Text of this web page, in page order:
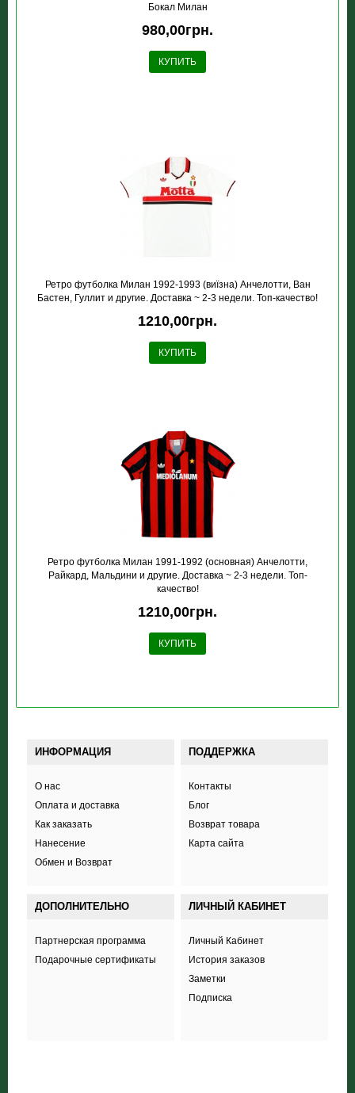
Бокал Милан
980,00грн.
КУПИТЬ
Ретро футболка Милан 1992-1993 (виїзна) Анчелотти, Ван
Бастен, Гуллит и другие. Доставка ~ 2-3 недели. Топ-качество!
1210,00грн.
КУПИТЬ
Ретро футболка Милан 1991-1992 (основная) Анчелотти,
Райкард, Мальдини и другие. Доставка ~ 2-3 недели. Топ-
качество!
1210,00грн.
КУПИТЬ
ИНФОРМАЦИЯ
О нас
Оплата и доставка
Как заказать
Нанесение
Обмен и Возврат
ПОДДЕРЖКА
Контакты
Блог
Возврат товара
Карта сайта
ДОПОЛНИТЕЛЬНО
Партнерская программа
Подарочные сертификаты
ЛИЧНЫЙ КАБИНЕТ
Личный Кабинет
История заказов
Заметки
Подписка